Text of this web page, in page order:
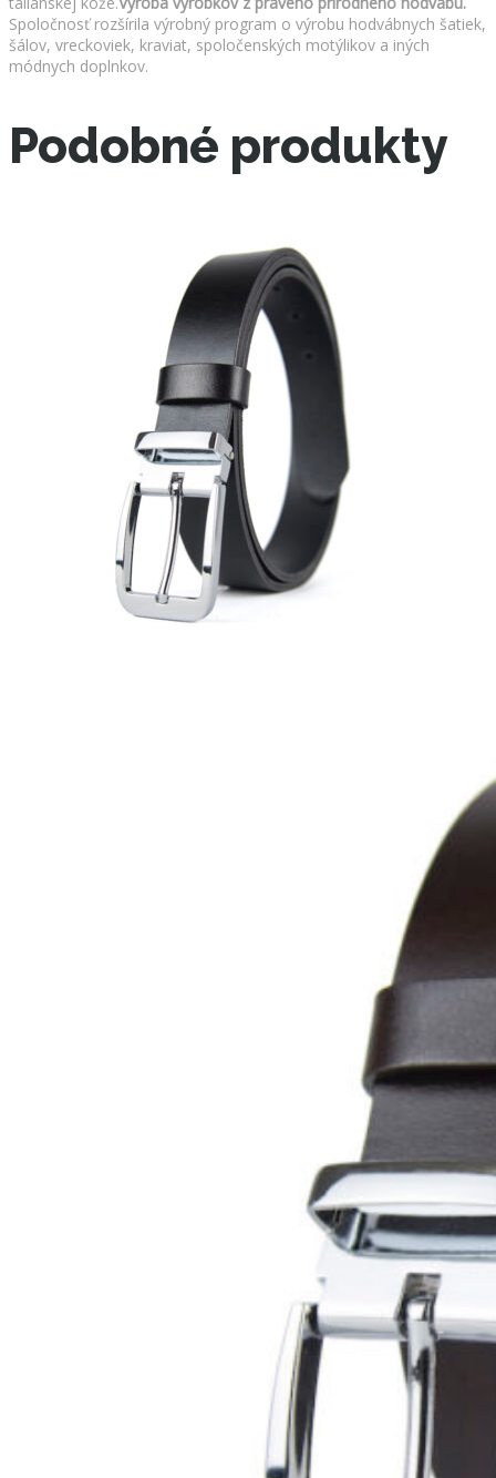
Spoločnosť rozšírila výrobný program o výrobu hodvábnych šatiek,
šálov, vreckoviek, kraviat, spoločenských motýlikov a iných
módnych doplnkov.
Podobné produkty